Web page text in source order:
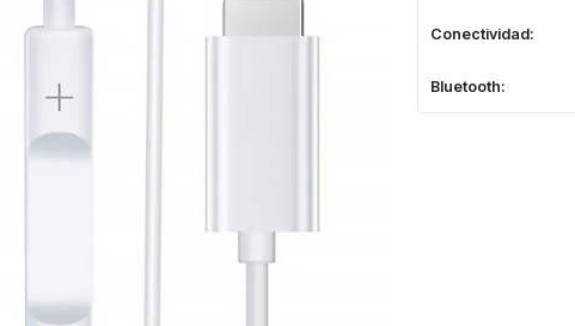
Conectividad:
Bluetooth: